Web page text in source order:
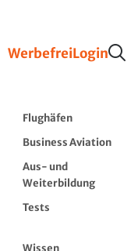
WerbefreiLogin
Flughäfen
Business Aviation
Aus- und
Weiterbildung
Tests
Wissen